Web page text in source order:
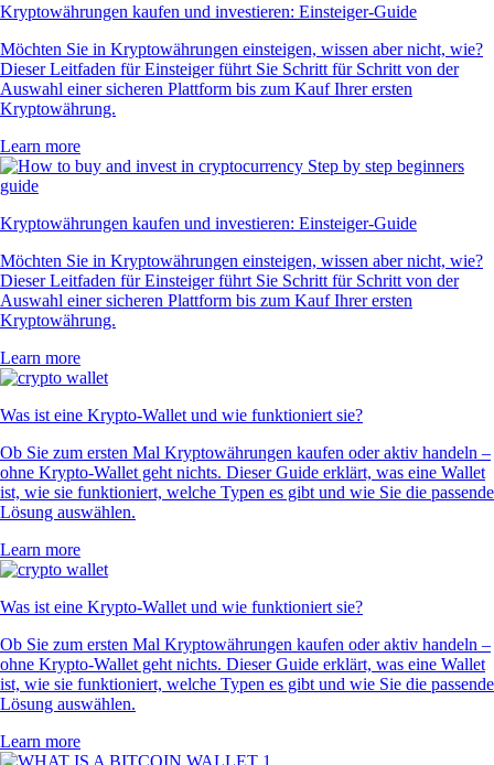
Kryptowährungen kaufen und investieren: Einsteiger-Guide
Möchten Sie in Kryptowährungen einsteigen, wissen aber nicht, wie?
Dieser Leitfaden für Einsteiger führt Sie Schritt für Schritt von der
Auswahl einer sicheren Plattform bis zum Kauf Ihrer ersten
Kryptowährung.
Learn more
Kryptowährungen kaufen und investieren: Einsteiger-Guide
Möchten Sie in Kryptowährungen einsteigen, wissen aber nicht, wie?
Dieser Leitfaden für Einsteiger führt Sie Schritt für Schritt von der
Auswahl einer sicheren Plattform bis zum Kauf Ihrer ersten
Kryptowährung.
Learn more
Was ist eine Krypto-Wallet und wie funktioniert sie?
Ob Sie zum ersten Mal Kryptowährungen kaufen oder aktiv handeln –
ohne Krypto-Wallet geht nichts. Dieser Guide erklärt, was eine Wallet
ist, wie sie funktioniert, welche Typen es gibt und wie Sie die passende
Lösung auswählen.
Learn more
Was ist eine Krypto-Wallet und wie funktioniert sie?
Ob Sie zum ersten Mal Kryptowährungen kaufen oder aktiv handeln –
ohne Krypto-Wallet geht nichts. Dieser Guide erklärt, was eine Wallet
ist, wie sie funktioniert, welche Typen es gibt und wie Sie die passende
Lösung auswählen.
Learn more